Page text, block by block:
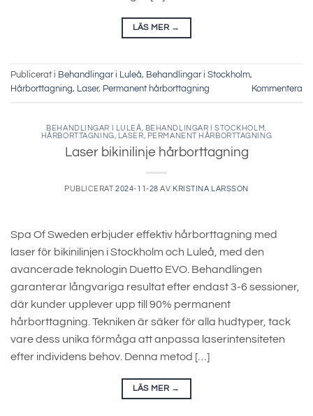
LÄS MER →
Publicerat i Behandlingar i Luleå, Behandlingar i Stockholm,
Hårborttagning, Laser, Permanent hårborttagning Kommentera
BEHANDLINGAR I LULEÅ BEHANDLINGAR I STOCKHOLM
HÅRBORTTAGNING
LASER PERMANENT HÅRBORTTAGNING
Laser bikinilinje hårborttagning
PUBLICERAT2024-11-28 AV KRISTINA LARSSON
Spa Of Sweden erbjuder effektiv hårborttagning med
laser för bikinilinjen i Stockholm och Luleå, med den
avancerade teknologin Duetto EVO. Behandlingen
garanterar långvariga resultat efter endast 3-6 sessioner,
där kunder upplever upp till 90% permanent
hårborttagning. Tekniken är säker för alla hudtyper, tack
vare dess unika förmåga att anpassa laserintensiteten
efter individens behov. Denna metod […]
LÄS MER →